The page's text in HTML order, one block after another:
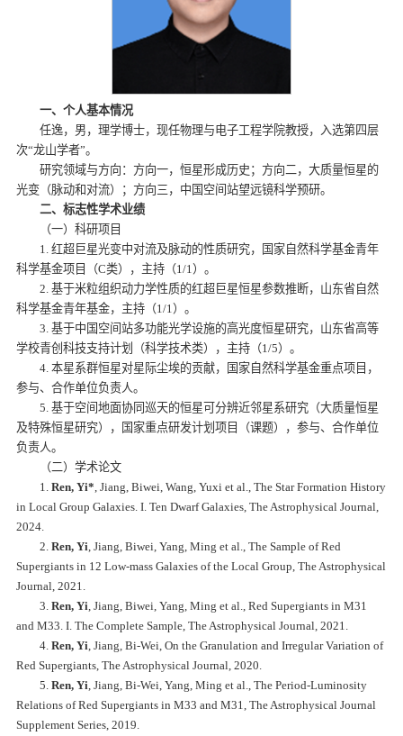
一、个人基本情况
任逸，男，理学博士，现任物理与电子工程学院教授，入选第四层
次“龙山学者”。
研究领域与方向：方向一，恒星形成历史；方向二，大质量恒星的
光变（脉动和对流）；方向三，中国空间站望远镜科学预研。
二、标志性学术业绩
（一）科研项目
1. 红超巨星光变中对流及脉动的性质研究，国家自然科学基金青年
科学基金项目（C类），主持（1/1）。
2. 基于米粒组织动力学性质的红超巨星恒星参数推断，山东省自然
科学基金青年基金，主持（1/1）。
3. 基于中国空间站多功能光学设施的高光度恒星研究，山东省高等
学校青创科技支持计划（科学技术类），主持（1/5）。
4. 本星系群恒星对星际尘埃的贡献，国家自然科学基金重点项目，
参与、合作单位负责人。
5. 基于空间地面协同巡天的恒星可分辨近邻星系研究（大质量恒星
及特殊恒星研究），国家重点研发计划项目（课题），参与、合作单位
负责人。
（二）学术论文
1.Ren, Yi* , Jiang, Biwei, Wang, Yuxi et al., The Star Formation History
in Local Group Galaxies. I. Ten Dwarf Galaxies, The Astrophysical Journal,
2024.
2.Ren, Yi , Jiang, Biwei, Yang, Ming et al., The Sample of Red
Supergiants in 12 Low-mass Galaxies of the Local Group, The Astrophysical
Journal, 2021.
3.Ren, Yi , Jiang, Biwei, Yang, Ming et al., Red Supergiants in M31
and M33. I. The Complete Sample, The Astrophysical Journal, 2021.
4.Ren, Yi , Jiang, Bi-Wei, On the Granulation and Irregular Variation of
Red Supergiants, The Astrophysical Journal, 2020.
5.Ren, Yi , Jiang, Bi-Wei, Yang, Ming et al., The Period-Luminosity
Relations of Red Supergiants in M33 and M31, The Astrophysical Journal
Supplement Series, 2019.